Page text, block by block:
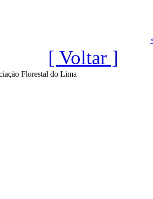
[ Voltar ]
Florestal do Lima